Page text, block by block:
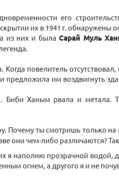
его
их в 1941 г. обнаружены
из них и былаСарай Муль
повелитель
им воздвигнуть
Ханым рвала и метала.
ты смотришь только
они чем-либо различаются?
я наполню прозрачной
огнем, а другого я и не